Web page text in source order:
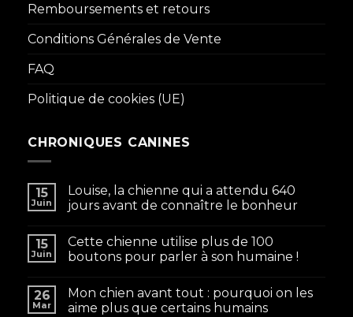
Remboursements et retours
Conditions Générales de Vente
FAQ
Politique de cookies (UE)
CHRONIQUES CANINES
15
Juin
Louise, la chienne qui a attendu 640
jours avant de connaître le bonheur
15
Juin
Cette chienne utilise plus de 100
boutons pour parler à son humaine !
26
Mar
Mon chien avant tout : pourquoi on les
aime plus que certains humains